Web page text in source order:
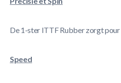
De 1-ster ITTF Rubber zorgt pour
Speed